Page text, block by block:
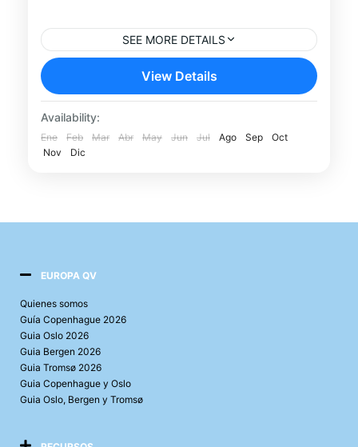
SEE MORE DETAILS
Descubre algunos de los lugares más
emblemáticos de la capital escocesa con
este tour por Calton Hill, el Parlamento de
Escocia y el Palacio de...
Edimburgo
View Details
Availability:
Ene Feb Mar Abr May Jun Jul Ago Sep
Oct
Nov
Dic
EUROPA QV
Quienes somos
Guía Copenhague 2026
Guia Oslo 2026
Guia Bergen 2026
Guia Tromsø 2026
Guia Copenhague y Oslo
Guia Oslo, Bergen y Tromsø